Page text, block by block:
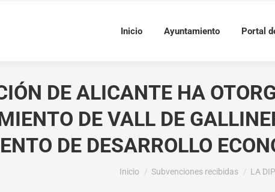
Inicio Ayuntamiento Portal
DE ALICANTE HA
DE VALL DE
DE DESARROLLO
Estás aquí:
Inicio Subvenciones recibidas LA